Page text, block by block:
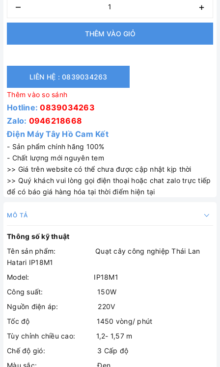
– +
THÊM VÀO GIỎ
LIÊN HỆ : 0839034263
Thêm vào so sánh
Hotline:0839034263
Zalo: 0946218668
Điện Máy Tây Hồ Cam Kết
- Sản phẩm chính hãng 100%
- Chất lượng mới nguyên tem
>> Giá trên website có thể chưa được cập nhật kịp thời
>> Quý khách vui lòng gọi điện thoại hoặc chat zalo trực tiếp
để có báo giá hàng hóa tại thời điểm hiện tại
MÔ TẢ
Thông số kỹ thuật
Tên sản phẩm: Quạt cây công nghiệp Thái Lan
Hatari IP18M1
Model: IP18M1
Công suất: 150W
Nguồn điện áp: 220V
Tốc độ 1450 vòng/ phút
Tùy chỉnh chiều cao: 1,2- 1,57 m
Chế độ gió: 3 Cấp độ
Màu sắc: Đen